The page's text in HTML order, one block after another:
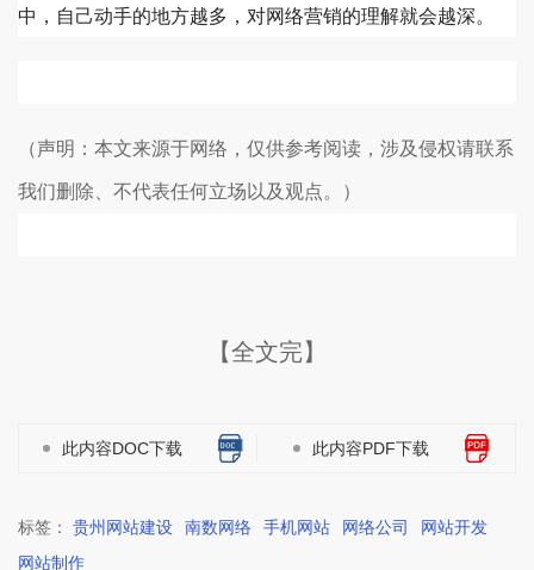
中，自己动手的地方越多，对网络营销的理解就会越深。
（声明：本文来源于网络，仅供参考阅读，涉及侵权请联系
我们删除、不代表任何立场以及观点。）
【全文完】
此内容DOC下载 此内容PDF下载
标签： 贵州网站建设 南数网络 手机网站 网络公司
网站开发
网站制作